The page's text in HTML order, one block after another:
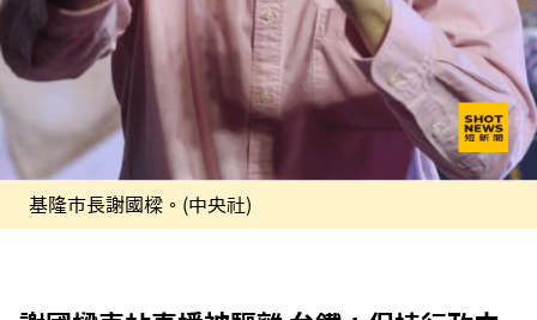
基隆市長謝國樑。(中央社)